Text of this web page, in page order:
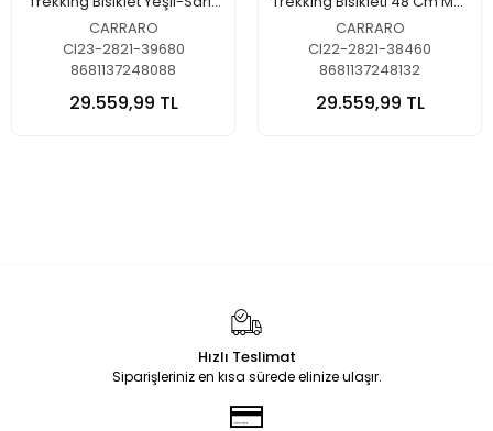
Kahverengi
CARRARO
CI23-2821-39680
8681137248088
29.559,99 TL
Siyah-Kırmızı
CARRARO
CI22-2821-38460
8681137248132
29.559,99 TL
Hızlı Teslimat
Siparişleriniz en kısa sürede elinize ulaşır.